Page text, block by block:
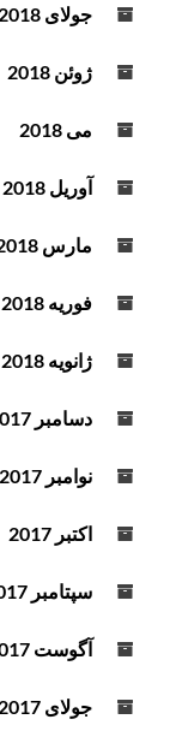
جولای 2018
ژوئن 2018
می 2018
آوریل 2018
مارس 2018
فوریه 2018
ژانویه 2018
دسامبر 2017
نوامبر 2017
اکتبر 2017
سپتامبر 2017
آگوست 2017
جولای 2017